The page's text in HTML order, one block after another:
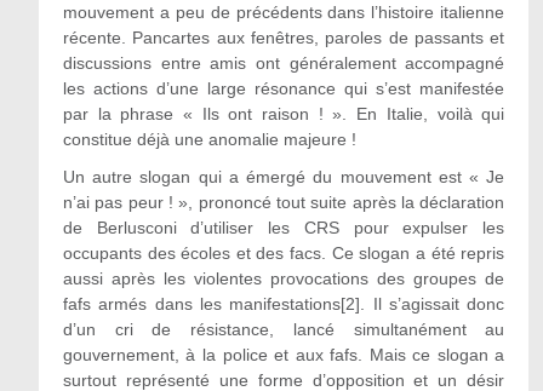
mouvement a peu de précédents dans l’histoire italienne
récente. Pancartes aux fenêtres, paroles de passants et
discussions entre amis ont généralement accompagné
les actions d’une large résonance qui s’est manifestée
par la phrase « Ils ont raison ! ». En Italie, voilà qui
constitue déjà une anomalie majeure !
Un autre slogan qui a émergé du mouvement est « Je
n’ai pas peur ! », prononcé tout suite après la déclaration
de Berlusconi d’utiliser les CRS pour expulser les
occupants des écoles et des facs. Ce slogan a été repris
aussi après les violentes provocations des groupes de
fafs armés dans les manifestations[2]. Il s’agissait donc
d’un cri de résistance, lancé simultanément au
gouvernement, à la police et aux fafs. Mais ce slogan a
surtout représenté une forme d’opposition et un désir